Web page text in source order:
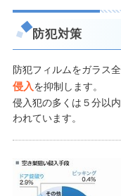
ガラス修理・交換
フィルム施工
会社概要
お問い合わせ
防犯対策
防犯フィルムをガラス
侵入を抑制します。
侵入犯の多くは５分以
われています。